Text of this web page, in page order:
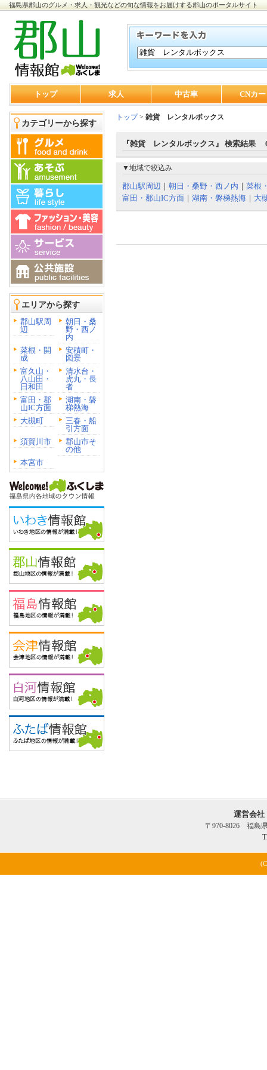
福島県郡山のグルメ・求人・観光などの旬な情報をお届けする郡山のポータルサイト
トップ 求人 中古車 CNカ
カテゴリーから探す
エリアから探す
郡山駅周
辺
朝日・桑
野・西ノ
内
菜根・開
成
安積町・
図景
富久山・
八山田・
日和田
清水台・
虎丸・長
者
富田・郡
山IC方面
湖南・磐
梯熱海
大槻町
三春・船
引方面
須賀川市
郡山市そ
の他
本宮市
トップ> 雑貨 レンタルボックス
『雑貨 レンタルボックス』 検索結果
▼地域で絞込み
郡山駅周辺 ｜ 朝日・桑野・西ノ内 ｜ 菜根
富田・郡山IC方面 ｜ 湖南・磐梯熱海 ｜ 大
運営会
〒970-8026 福島